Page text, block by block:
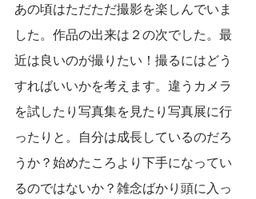
あの頃はただただ撮影を楽しんでいま
した。作品の出来は２の次でした。最
近は良いのが撮りたい！撮るにはどう
すればいいかを考えます。違うカメラ
を試したり写真集を見たり写真展に行
ったりと。自分は成長しているのだろ
うか？始めたころより下手になってい
るのではないか？雑念ばかり頭に入っ